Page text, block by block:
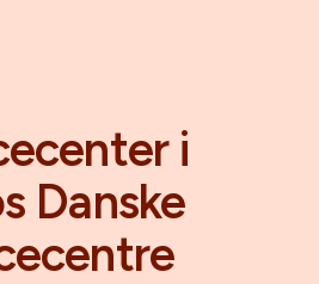
i
Danske